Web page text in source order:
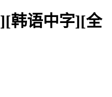
韩语中字][全